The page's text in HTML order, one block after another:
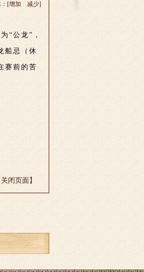
[增加 减少]
“公龙”，
船忌（休
赛前的苦
关闭页面】